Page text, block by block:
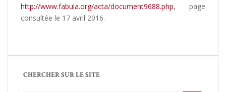
http://www.fabula.org/acta/document9688.php, page
consultée le 17 avril 2016.
CHERCHER SUR LE SITE